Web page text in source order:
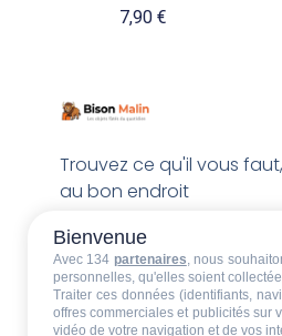
7,90 €
Trouvez ce qu'il vous faut,
au bon endroit
Bienvenue
Avec 134 partenaires, nous
personnelles, qu'elles soient
Traiter ces données (identifiants,
offres commerciales et publicités sur
vidéo de votre navigation et de vos